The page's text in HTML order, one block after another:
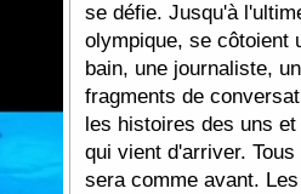
se défie. Jusqu'à
olympique, se côtoient
bain, une journaliste,
fragments de
les histoires des uns
qui vient d'arriver.
sera comme avant.